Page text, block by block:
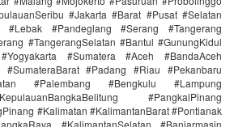
#Jakarta #Barat #Pusat #Selatan
#Pandeglang #Serang #Tangerang
#TangerangSelatan #Bantul #GunungKidul
#Sumatera #Aceh #BandaAceh
#SumateraBarat #Padang #Riau #Pekanbaru
#Palembang #Bengkulu #Lampung
#PangkalPinang
#Kalimatan #KalimantanBarat #Pontianak